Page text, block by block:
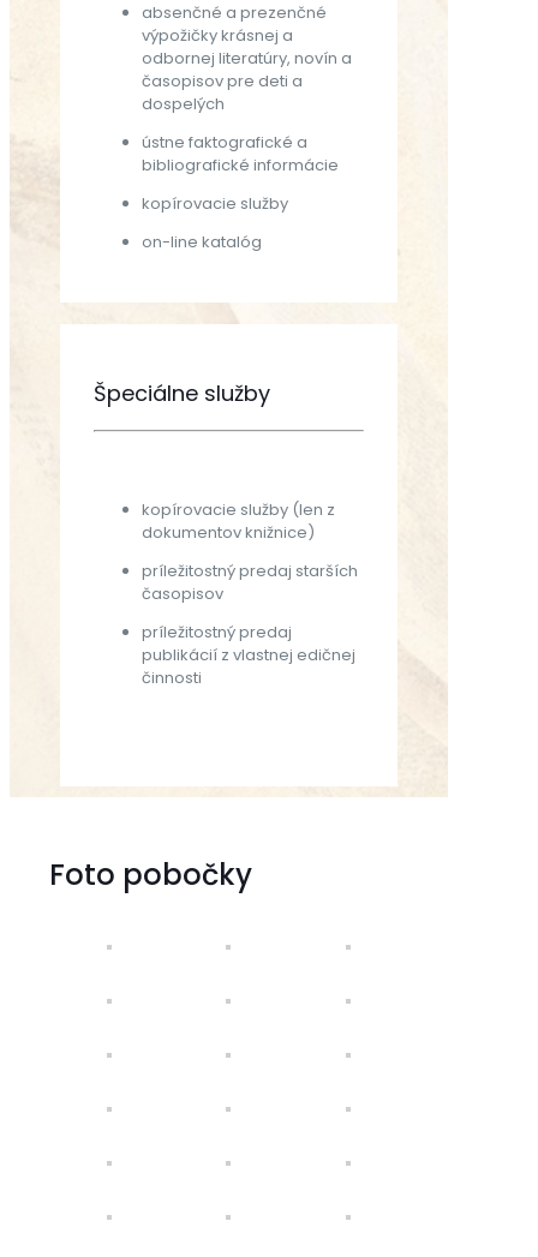
absenčné a prezenčné
výpožičky krásnej a
odbornej literatúry, novín a
časopisov pre deti a
dospelých
ústne faktografické a
bibliografické informácie
kopírovacie služby
on-line katalóg
Špeciálne služby
kopírovacie služby (len z
dokumentov knižnice)
príležitostný predaj starších
časopisov
príležitostný predaj
publikácií z vlastnej edičnej
činnosti
Foto pobočky